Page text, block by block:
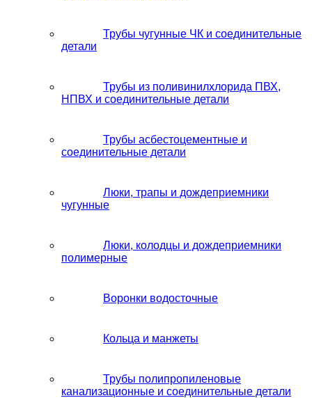
Трубы чугунные ЧК и соединительные
детали
Трубы из поливинилхлорида ПВХ,
НПВХ и соединительные детали
Трубы асбестоцементные и
соединительные детали
Люки, трапы и дождеприемники
чугунные
Люки, колодцы и дождеприемники
полимерные
Воронки водосточные
Кольца и манжеты
Трубы полипропиленовые
канализационные и соединительные детали